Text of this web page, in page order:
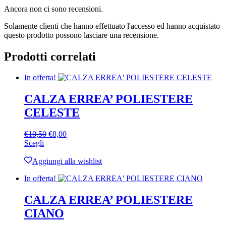
Ancora non ci sono recensioni.
Solamente clienti che hanno effettuato l'accesso ed hanno acquistato
questo prodotto possono lasciare una recensione.
Prodotti correlati
In offerta!
CALZA ERREA’ POLIESTERE
CELESTE
€10,50 Il
era:
€8,00Il
è:
Scegli
ha
varianti.
opzioni
possono
essere
Aggiungi alla wishlist
In offerta!
CALZA ERREA’ POLIESTERE
CIANO